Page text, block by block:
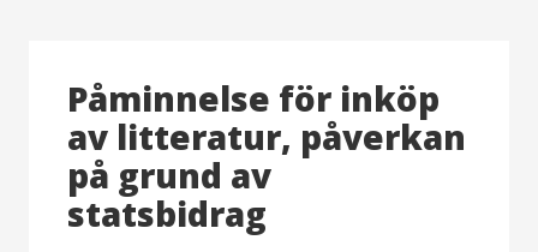
Påminnelse för inköp
av litteratur, påverkan
på grund av
statsbidrag